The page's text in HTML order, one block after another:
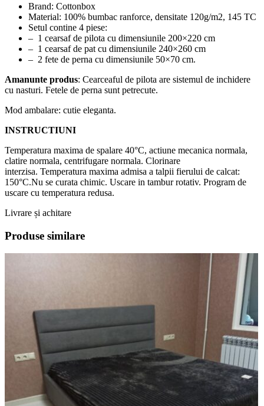
Brand: Cottonbox
Material: 100% bumbac ranforce, densitate 120g/m2, 145 TC
Setul contine 4 piese:
– 1 cearsaf de pilota cu dimensiunile 200×220 cm
– 1 cearsaf de pat cu dimensiunile 240×260 cm
– 2 fete de perna cu dimensiunile 50×70 cm.
Amanunte produs: Cearceaful de pilota are sistemul de inchidere
cu nasturi. Fetele de perna sunt petrecute.
Mod ambalare: cutie eleganta.
INSTRUCTIUNI
Temperatura maxima de spalare 40°C, actiune mecanica normala,
clatire normala, centrifugare normala. Clorinare
interzisa. Temperatura maxima admisa a talpii fierului de calcat:
150°C.Nu se curata chimic. Uscare in tambur rotativ. Program de
uscare cu temperatura redusa.
Livrare și achitare
Produse similare